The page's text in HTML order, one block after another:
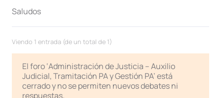
Saludos
Viendo 1 entrada (de un total de 1)
El foro ‘Administración de Justicia – Auxilio
Judicial, Tramitación PA y Gestión PA’ está
cerrado y no se permiten nuevos debates ni
respuestas.